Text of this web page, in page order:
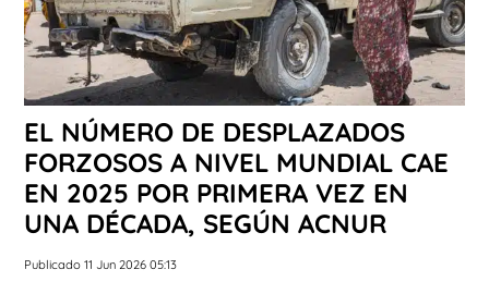
EL NÚMERO DE DESPLAZADOS
FORZOSOS A NIVEL MUNDIAL CAE
EN 2025 POR PRIMERA VEZ EN
UNA DÉCADA, SEGÚN ACNUR
Publicado 11 Jun 2026 05:13